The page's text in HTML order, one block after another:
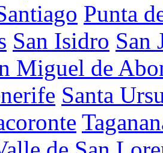
Punta
San Isidro San
Miguel de
Santa